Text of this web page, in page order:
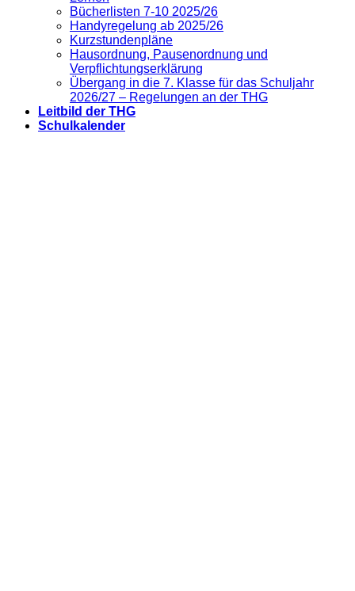
Bücherlisten 7-10 2025/26
Handyregelung ab 2025/26
Kurzstundenpläne
Hausordnung, Pausenordnung und
Verpflichtungserklärung
Übergang in die 7. Klasse für das Schuljahr
2026/27 – Regelungen an der THG
Leitbild der THG
Schulkalender